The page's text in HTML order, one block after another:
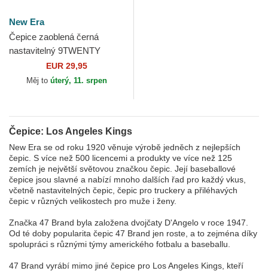
New Era
Čepice zaoblená černá
nastavitelný 9TWENTY
Stamp Los Angeles Kings
NHL New Era
EUR 29,95
Měj to úterý, 11. srpen
Čepice: Los Angeles Kings
New Era se od roku 1920 věnuje výrobě jedněch z nejlepších
čepic. S více než 500 licencemi a produkty ve více než 125
zemích je největší světovou značkou čepic. Její baseballové
čepice jsou slavné a nabízí mnoho dalších řad pro každý vkus,
včetně nastavitelných čepic, čepic pro truckery a přiléhavých
čepic v různých velikostech pro muže i ženy.
Značka 47 Brand byla založena dvojčaty D'Angelo v roce 1947.
Od té doby popularita čepic 47 Brand jen roste, a to zejména díky
spolupráci s různými týmy amerického fotbalu a baseballu.
47 Brand vyrábí mimo jiné čepice pro Los Angeles Kings, kteří